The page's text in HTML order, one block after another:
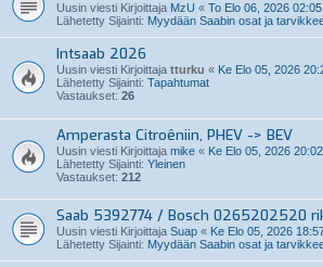
Uusin viesti Kirjoittaja MzU « To Elo 06, 2026 02:05
Lähetetty Sijainti: Myydään Saabin osat ja
Intsaab 2026
Uusin viesti Kirjoittaja tturku « Ke Elo 05, 2026
Lähetetty Sijainti: Tapahtumat
Vastaukset: 26
Amperasta Citroêniin, PHEV -> BEV
Uusin viesti Kirjoittaja mike « Ke Elo 05, 2026 20:02
Lähetetty Sijainti: Yleinen
Vastaukset: 212
Saab 5392774 / Bosch 0265202520
Uusin viesti Kirjoittaja Suap « Ke Elo 05, 2026
Lähetetty Sijainti: Myydään Saabin osat ja